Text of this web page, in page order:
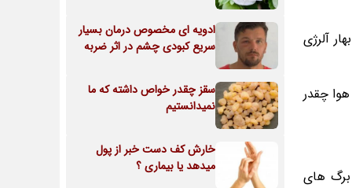
فصل پاییز و بهار آلرژی
هوا چقدر
های
ادویه ای مخصوص درمان بسیار
سریع کبودی چشم در اثر ضربه
سقز چقدر خواص داشته که ما
نمیدانستیم
خارش کف دست خبر از پول
میدهد یا بیماری ؟